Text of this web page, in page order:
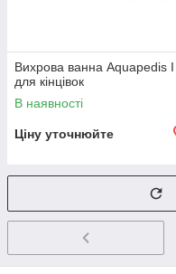
Вихрова ванна Aquapedis I
для кінцівок
В наявності
Ціну уточнюйте